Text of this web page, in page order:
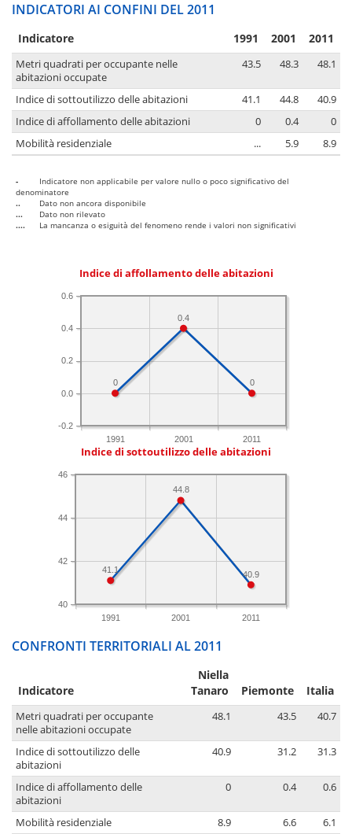
INDICATORI AI CONFINI DEL 2011
Indicatore 1991 2001 2011
Metri quadrati per occupante nelle
abitazioni occupate
43.5 48.3 48.1
Indice di sottoutilizzo delle abitazioni 41.1 44.8
40.9
Indice di affollamento delle abitazioni
0 0.4
0
Mobilità residenziale
... 5.9 8.9
-
Indicatore non applicabile per valore nullo o poco significativo del
denominatore
..
Dato non ancora disponibile
...
Dato non rilevato
....
La mancanza o esiguità del fenomeno rende i valori non significativi
Indice di affollamento delle abitazioni
1991 2001 2011
-0.2
0.0
0.2
0.4
0.6
0
0.4
0
Indice di sottoutilizzo delle abitazioni
1991 2001 2011
40
42
44
46
40.9
44.8
41.1
CONFRONTI TERRITORIALI AL 2011
Indicatore
Niella
Tanaro
Piemonte Italia
Metri quadrati per occupante
nelle abitazioni occupate
48.1 43.5 40.7
Indice di sottoutilizzo delle
abitazioni
40.9 31.2 31.3
Indice di affollamento delle
abitazioni
0 0.4 0.6
Mobilità residenziale 8.9 6.6 6.1